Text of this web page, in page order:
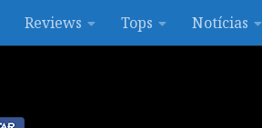
Reviews Tops Notícias